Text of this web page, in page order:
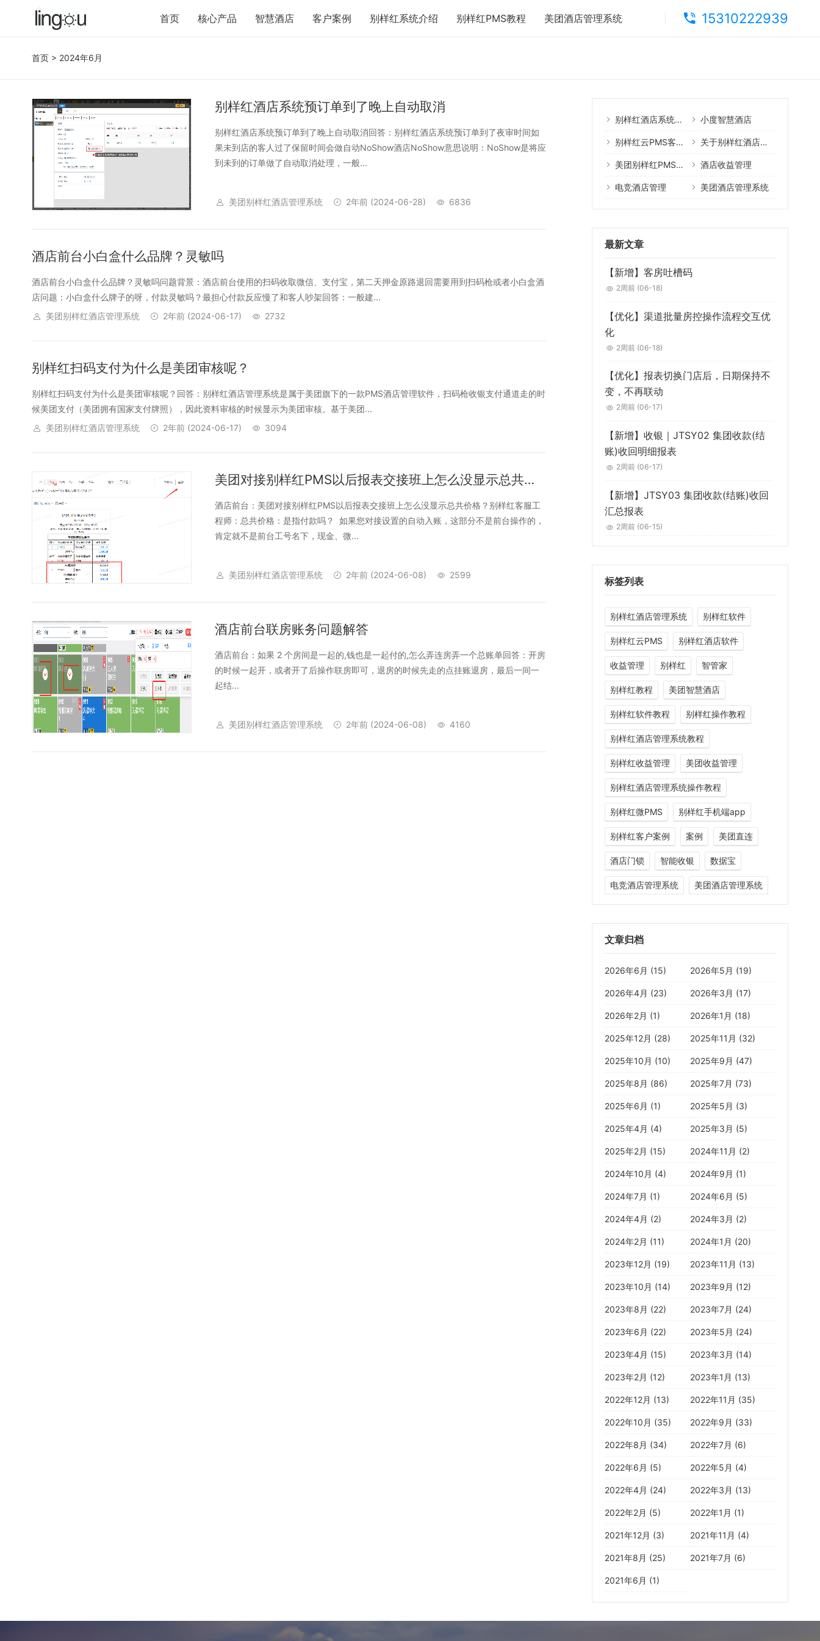
15310222939
首页 核心产品 智慧酒店 客户案例 别样红系统介绍 别样红PMS教程 美团酒店管理系统
首页 > 2024年6月
别样红酒店系统预订单到了晚上自动取消
别样红酒店系统预订单到了晚上自动取消回答：别样红酒店系统预订单到了夜审时间如
果未到店的客人过了保留时间会做自动NoShow酒店NoShow意思说明：NoShow是将应
到未到的订单做了自动取消处理，一般...
美团别样红酒店管理系统 2年前 (2024-06-28) 6836
酒店前台小白盒什么品牌？灵敏吗
酒店前台小白盒什么品牌？灵敏吗问题背景：酒店前台使用的扫码收取微信、支付宝，第二天押金原路退回需要用到扫码枪或者小白盒酒
店问题：小白盒什么牌子的呀，付款灵敏吗？最担心付款反应慢了和客人吵架回答：一般建...
美团别样红酒店管理系统
2年前 (2024-06-17) 2732
别样红扫码支付为什么是美团审核呢？
别样红扫码支付为什么是美团审核呢？回答：别样红酒店管理系统是属于美团旗下的一款PMS酒店管理软件，扫码枪收银支付通道走的时
候美团支付（美团拥有国家支付牌照），因此资料审核的时候显示为美团审核。基于美团...
美团别样红酒店管理系统
2年前 (2024-06-17) 3094
美团对接别样红PMS以后报表交接班上怎么没显示总共价格？
酒店前台：美团对接别样红PMS以后报表交接班上怎么没显示总共价格？别样红客服工
程师：总共价格：是指付款吗？ 如果您对接设置的自动入账，这部分不是前台操作的，
肯定就不是前台工号名下，现金、微...
美团别样红酒店管理系统 2年前 (2024-06-08) 2599
酒店前台联房账务问题解答
酒店前台：如果 2 个房间是一起的,钱也是一起付的,怎么弄连房弄一个总账单回答：开房
的时候一起开，或者开了后操作联房即可，退房的时候先走的点挂账退房，最后一间一
起结...
美团别样红酒店管理系统 2年前 (2024-06-08) 4160
别样红酒店系统核心产品 小度智慧酒店
别样红云PMS客户案例 关于别样红酒店管理系统
美团别样红PMS教程 酒店收益管理
电竞酒店管理 美团酒店管理系统
最新文章
【新增】客房吐槽码
2周前(06-18)
【优化】渠道批量房控操作流程交互优
化
2周前(06-18)
【优化】报表切换门店后，日期保持不
变，不再联动
2周前(06-17)
【新增】收银｜JTSY02 集团收款(结
账)收回明细报表
2周前(06-17)
【新增】JTSY03 集团收款(结账)收回
汇总报表
2周前(06-15)
标签列表
别样红酒店管理系统 别样红软件
别样红云PMS 别样红酒店软件
收益管理 别样红 智管家
别样红教程 美团智慧酒店
别样红软件教程 别样红操作教程
别样红酒店管理系统教程
别样红收益管理 美团收益管理
别样红酒店管理系统操作教程
别样红微PMS 别样红手机端app
别样红客户案例 案例 美团直连
酒店门锁 智能收银 数据宝
电竞酒店管理系统 美团酒店管理系统
文章归档
2026年6月 (15) 2026年5月 (19)
2026年4月 (23) 2026年3月 (17)
2026年2月 (1) 2026年1月 (18)
2025年12月 (28) 2025年11月 (32)
2025年10月 (10) 2025年9月 (47)
2025年8月 (86) 2025年7月 (73)
2025年6月 (1) 2025年5月 (3)
2025年4月 (4) 2025年3月 (5)
2025年2月 (15) 2024年11月 (2)
2024年10月 (4) 2024年9月 (1)
2024年7月 (1) 2024年6月 (5)
2024年4月 (2) 2024年3月 (2)
2024年2月 (11) 2024年1月 (20)
2023年12月 (19) 2023年11月 (13)
2023年10月 (14) 2023年9月 (12)
2023年8月 (22) 2023年7月 (24)
2023年6月 (22) 2023年5月 (24)
2023年4月 (15) 2023年3月 (14)
2023年2月 (12) 2023年1月 (13)
2022年12月 (13) 2022年11月 (35)
2022年10月 (35) 2022年9月 (33)
2022年8月 (34) 2022年7月 (6)
2022年6月 (5) 2022年5月 (4)
2022年4月 (24) 2022年3月 (13)
2022年2月 (5) 2022年1月 (1)
2021年12月 (3) 2021年11月 (4)
2021年8月 (25) 2021年7月 (6)
2021年6月 (1)